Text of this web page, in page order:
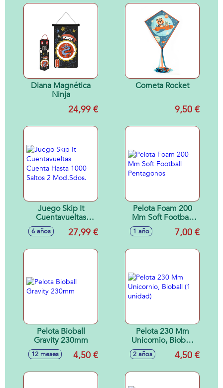
Diana Magnética
Ninja
24,99 €
Cometa Rocket
9,50 €
Juego Skip It
Cuentavueltas
Cuenta Hasta 1000
Saltos 2 Mod.Sdos.
6 años 27,99 €
Pelota Foam 200
Mm Soft Football
Pentagonos
1 año 7,00 €
Pelota Bioball
Gravity 230mm
12 meses 4,50 €
Pelota 230 Mm
Unicornio, Bioball
(1 unidad)
2 años 4,50 €